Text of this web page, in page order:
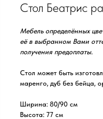
Стол Беатрис
Мебель определённых
её в выбранном Вами
получения предоплаты.
Стол может быть
маренго, дуб без бейца,
Ширина: 80/90 см
Высота: 77 см